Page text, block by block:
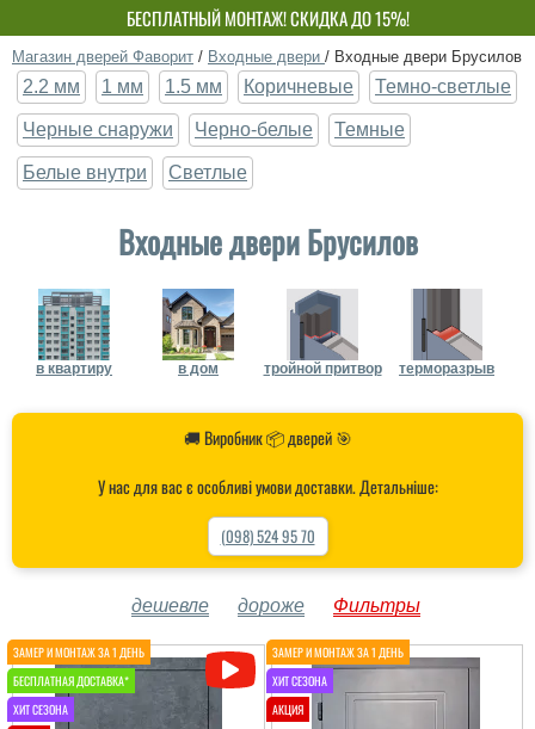
БЕСПЛАТНЫЙ МОНТАЖ! СКИДКА ДО 15%!
СОБСТВЕННОЕ ПРОИЗВОДСТВО-НЕ ПЕРЕПЛАЧИВАЙ!
Магазин дверей Фаворит / Входные двери / Входные двери Брусилов
2.2 мм 1 мм 1.5 мм Коричневые Темно-светлые
Черные снаружи Черно-белые Темные
Белые внутри Светлые
Входные двери Брусилов
в квартиру в дом тройной притвор терморазрыв
🚚 Виробник 📦 дверей 🎯
У нас для вас є особливі умови доставки. Детальніше:
(098) 524 95 70
дешевле дороже Фильтры